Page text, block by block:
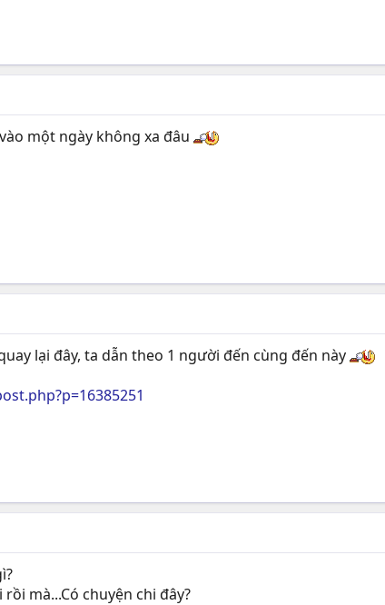
một ngày không xa đâu
lại đây, ta dẫn theo 1 người đến cùng đến này
mà...Có chuyện chi đây?